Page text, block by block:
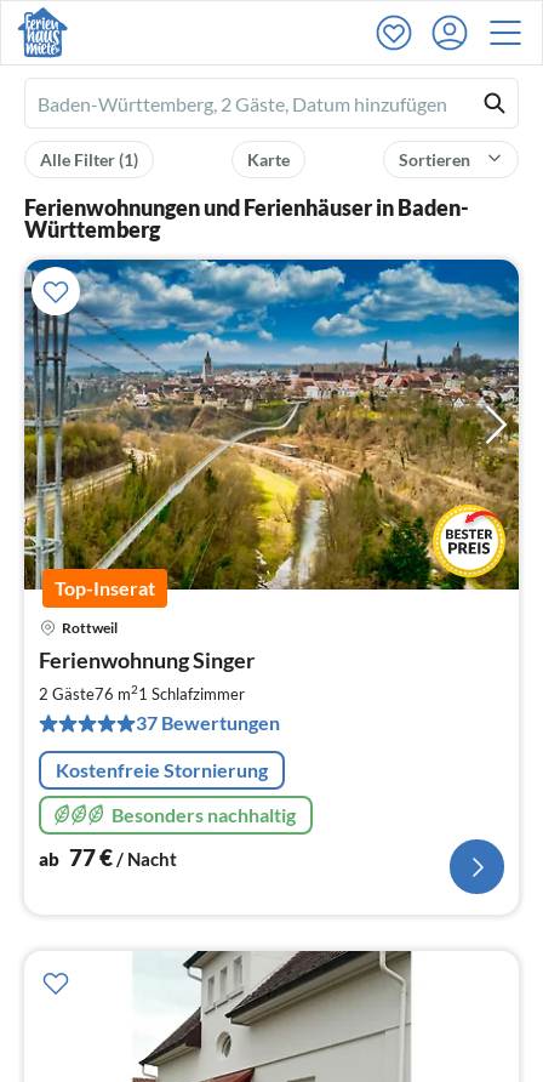
Ferienhausmiete
logo
Sortieren
Karte
Alle Filter(1)
Ferienwohnungen und Ferienhäuser in Baden-
Württemberg
Top-Inserat
Rottweil
Ferienwohnung Singer
2 Gäste76 m21 Schlafzimmer
37 Bewertungen
Kostenfreie Stornierung
Besonders nachhaltig
ab 77€/ Nacht